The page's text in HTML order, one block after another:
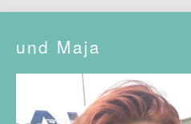
und Maja